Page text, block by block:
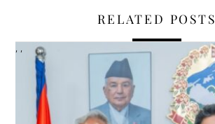
RELATED POSTS
, ,